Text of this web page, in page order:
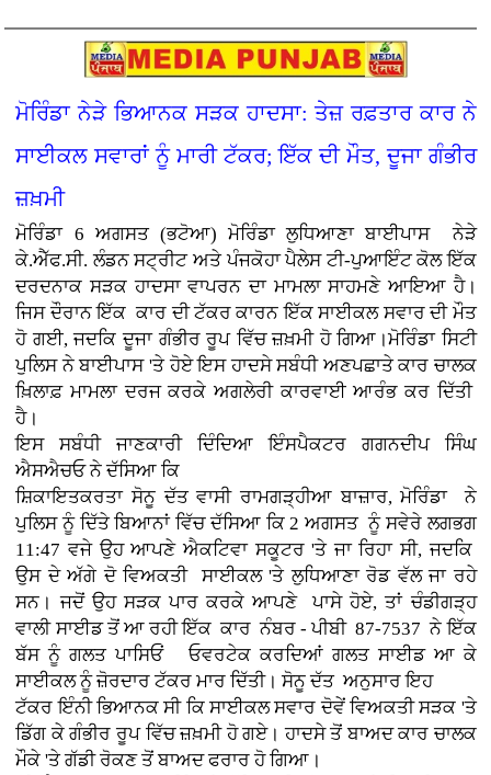
ਮੋਰਿੰਡਾ ਨੇੜੇ ਭਿਆਨਕ ਸੜਕ ਹਾਦਸਾ: ਤੇਜ਼ ਰਫ਼ਤਾਰ ਕਾਰ ਨੇ
ਸਾਈਕਲ ਸਵਾਰਾਂ ਨੂੰ ਮਾਰੀ ਟੱਕਰ; ਇੱਕ ਦੀ ਮੌਤ, ਦੂਜਾ ਗੰਭੀਰ
ਜ਼ਖ਼ਮੀ
ਮੋਰਿੰਡਾ 6 ਅਗਸਤ (ਭਟੋਆ)ਮੋਰਿੰਡਾ ਲੁਧਿਆਣਾ ਬਾਈਪਾਸ ਨੇੜੇ
ਕੇ.ਐੱਫ.ਸੀ. ਲੰਡਨ ਸਟ੍ਰੀਟ ਅਤੇ ਪੰਜਕੋਹਾ ਪੈਲੇਸ ਟੀ-ਪੁਆਇੰਟ ਕੋਲ ਇੱਕ
ਦਰਦਨਾਕ ਸੜਕ ਹਾਦਸਾ ਵਾਪਰਨ ਦਾ ਮਾਮਲਾ ਸਾਹਮਣੇ ਆਇਆ ਹੈ।
ਜਿਸ ਦੌਰਾਨ ਇੱਕ ਕਾਰ ਦੀ ਟੱਕਰ ਕਾਰਨ ਇੱਕ ਸਾਈਕਲ ਸਵਾਰ ਦੀ ਮੌਤ
ਹੋ ਗਈ, ਜਦਕਿ ਦੂਜਾ ਗੰਭੀਰ ਰੂਪ ਵਿੱਚ ਜ਼ਖ਼ਮੀ ਹੋ ਗਿਆ।ਮੋਰਿੰਡਾ ਸਿਟੀ
ਪੁਲਿਸ ਨੇ ਬਾਈਪਾਸ 'ਤੇ ਹੋਏ ਇਸ ਹਾਦਸੇ ਸਬੰਧੀ ਅਣਪਛਾਤੇ ਕਾਰ ਚਾਲਕ
ਖ਼ਿਲਾਫ਼ ਮਾਮਲਾ ਦਰਜ ਕਰਕੇ ਅਗਲੇਰੀ ਕਾਰਵਾਈ ਆਰੰਭ ਕਰ ਦਿੱਤੀ
ਹੈ।
ਇਸ ਸਬੰਧੀ ਜਾਣਕਾਰੀ ਦਿੰਦਿਆ ਇੰਸਪੈਕਟਰ ਗਗਨਦੀਪ ਸਿੰਘ
ਐਸਐਚਓ ਨੇ ਦੱਸਿਆ ਕਿ
ਸ਼ਿਕਾਇਤਕਰਤਾ ਸੋਨੂ ਦੱਤ ਵਾਸੀ ਰਾਮਗੜ੍ਹੀਆ ਬਾਜ਼ਾਰ, ਮੋਰਿੰਡਾ ਨੇ
ਪੁਲਿਸ ਨੂੰ ਦਿੱਤੇ ਬਿਆਨਾਂ ਵਿੱਚ ਦੱਸਿਆ ਕਿ 2 ਅਗਸਤ ਨੂੰ ਸਵੇਰੇ ਲਗਭਗ
11:47 ਵਜੇ ਉਹ ਆਪਣੇ ਐਕਟਿਵਾ ਸਕੂਟਰ 'ਤੇ ਜਾ ਰਿਹਾ ਸੀ, ਜਦਕਿ
ਉਸ ਦੇ ਅੱਗੇ ਦੋ ਵਿਅਕਤੀ ਸਾਈਕਲ 'ਤੇ ਲੁਧਿਆਣਾ ਰੋਡ ਵੱਲ ਜਾ ਰਹੇ
ਸਨ। ਜਦੋਂ ਉਹ ਸੜਕ ਪਾਰ ਕਰਕੇ ਆਪਣੇ ਪਾਸੇ ਹੋਏ, ਤਾਂ ਚੰਡੀਗੜ੍ਹ
ਵਾਲੀ ਸਾਈਡ ਤੋਂ ਆ ਰਹੀ ਇੱਕ ਕਾਰ ਨੰਬਰ - ਪੀਬੀ 87-7537 ਨੇ ਇੱਕ
ਬੱਸ ਨੂੰ ਗਲਤ ਪਾਸਿਓਂ ਓਵਰਟੇਕ ਕਰਦਿਆਂ ਗਲਤ ਸਾਈਡ ਆ ਕੇ
ਸਾਈਕਲ ਨੂੰ ਜ਼ੋਰਦਾਰ ਟੱਕਰ ਮਾਰ ਦਿੱਤੀ। ਸੋਨੂ ਦੱਤ ਅਨੁਸਾਰ ਇਹ
ਟੱਕਰ ਇੰਨੀ ਭਿਆਨਕ ਸੀ ਕਿ ਸਾਈਕਲ ਸਵਾਰ ਦੋਵੇਂ ਵਿਅਕਤੀ ਸੜਕ 'ਤੇ
ਡਿੱਗ ਕੇ ਗੰਭੀਰ ਰੂਪ ਵਿੱਚ ਜ਼ਖ਼ਮੀ ਹੋ ਗਏ। ਹਾਦਸੇ ਤੋਂ ਬਾਅਦ ਕਾਰ ਚਾਲਕ
ਮੌਕੇ 'ਤੇ ਗੱਡੀ ਰੋਕਣ ਤੋਂ ਬਾਅਦ ਫਰਾਰ ਹੋ ਗਿਆ।